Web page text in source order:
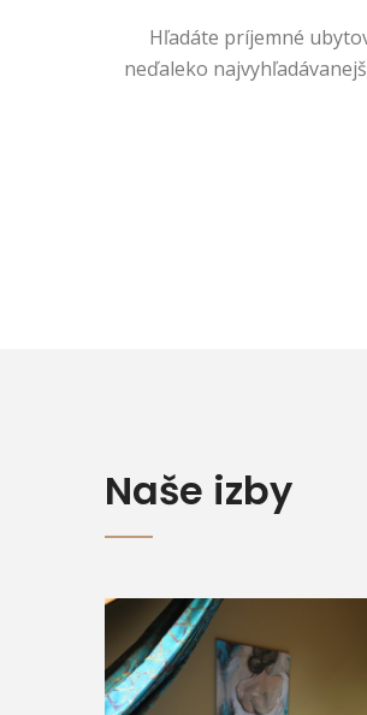
Hľadáte príjemné
neďaleko
Naše izby